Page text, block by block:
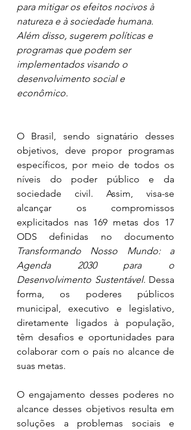
para mitigar os efeitos nocivos à
natureza e à sociedade humana.
Além disso, sugerem políticas e
programas que podem ser
implementados visando o
desenvolvimento social e
econômico.
O Brasil, sendo signatário desses
objetivos, deve propor programas
específicos, por meio de todos os
níveis do poder público e da
sociedade civil. Assim, visa-se
alcançar os compromissos
explicitados nas 169 metas dos 17
Transformando Nosso Mundo: a
Agenda 2030 para o
Desenvolvimento Sustentável. Dessa
forma, os poderes públicos
municipal, executivo e legislativo,
diretamente ligados à população,
têm desafios e oportunidades para
colaborar com o país no alcance de
suas metas.
O engajamento desses poderes no
alcance desses objetivos resulta em
soluções a problemas sociais e